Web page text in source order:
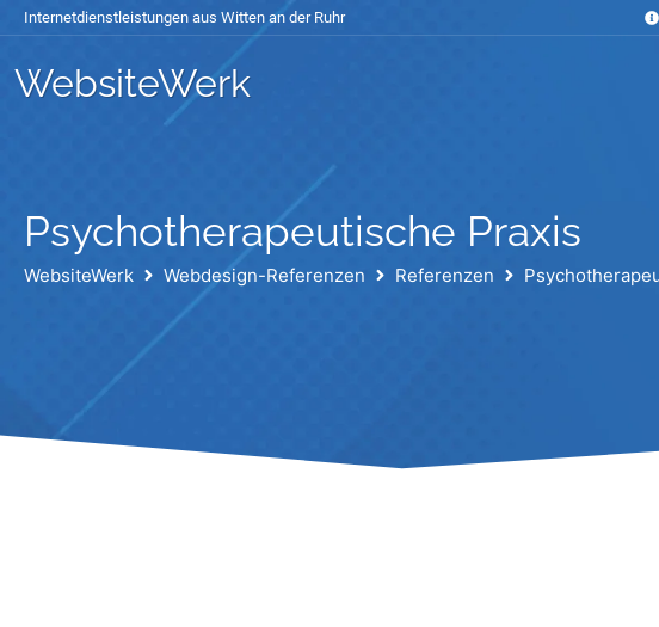
Internetdienstleistungen aus Witten an der Ruhr
WebsiteWerk
Psychotherapeutische Praxis
WebsiteWerk Webdesign-Referenzen Referenzen